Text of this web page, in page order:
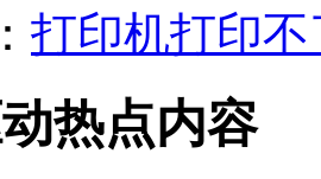
打印机打印
热点内容